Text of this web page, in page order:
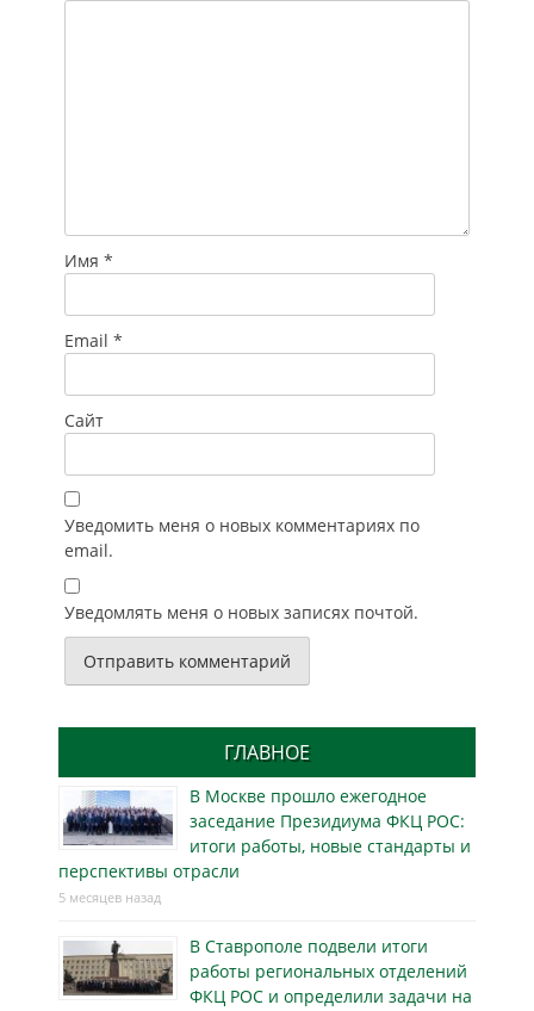
Имя *
Email *
Сайт
Уведомить меня о новых комментариях по
email.
Уведомлять меня о новых записях почтой.
ГЛАВНОЕ
В Москве прошло ежегодное
заседание Президиума ФКЦ РОС:
итоги работы, новые стандарты и
перспективы отрасли
5 месяцев назад
В Ставрополе подвели итоги
работы региональных отделений
ФКЦ РОС и определили задачи на